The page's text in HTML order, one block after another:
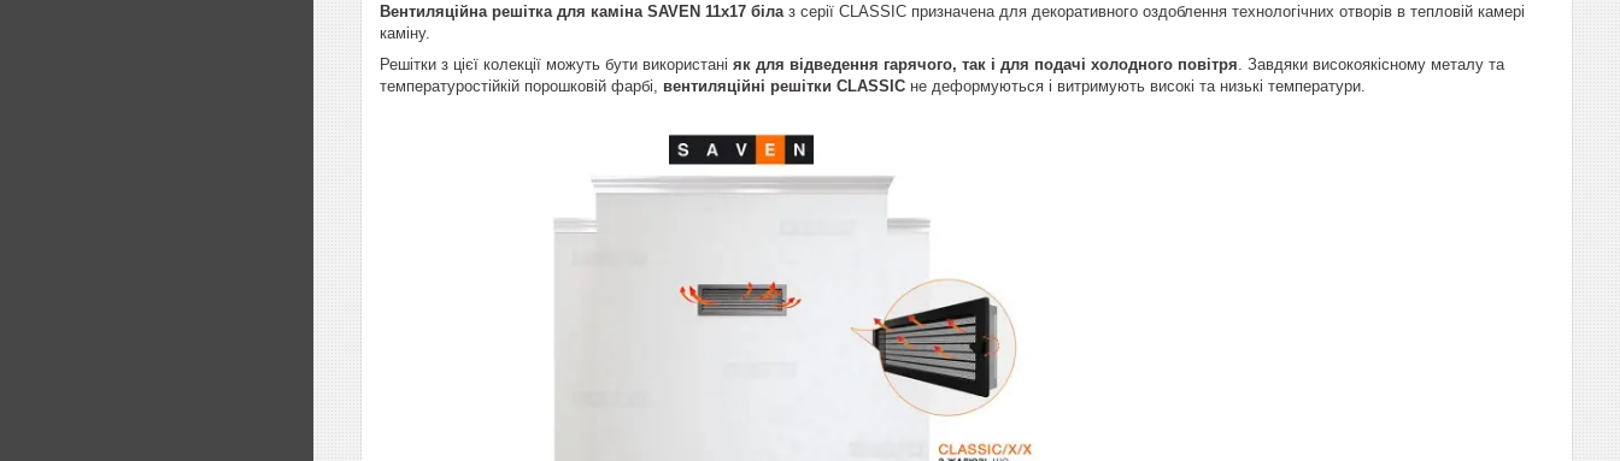
Вентиляційна решітка для каміна SAVEN 11х17 біла з серії CLASSIC призначена для декоративного оздоблення технологічних отворів в тепловій камері
каміну.
Решітки з цієї колекції можуть бути використані як для відведення гарячого, так і для подачі холодного повітря . Завдяки високоякісному металу та
температуростійкій порошковій фарбі, вентиляційні решітки CLASSIC не деформуються і витримують високі та низькі температури.